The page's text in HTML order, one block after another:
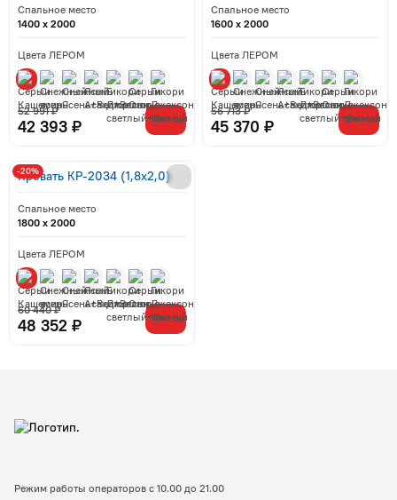
Спальное место
1400 x 2000
Цвета ЛЕРОМ
42 393 ₽
52 991 ₽
Спальное место
1600 x 2000
Цвета ЛЕРОМ
45 370 ₽
56 713 ₽
Кровать КР-2034 (1,8x2,0)
Спальное место
1800 x 2000
Цвета ЛЕРОМ
48 352 ₽
60 440 ₽
-20%
Режим работы операторов с 10.00 до 21.00